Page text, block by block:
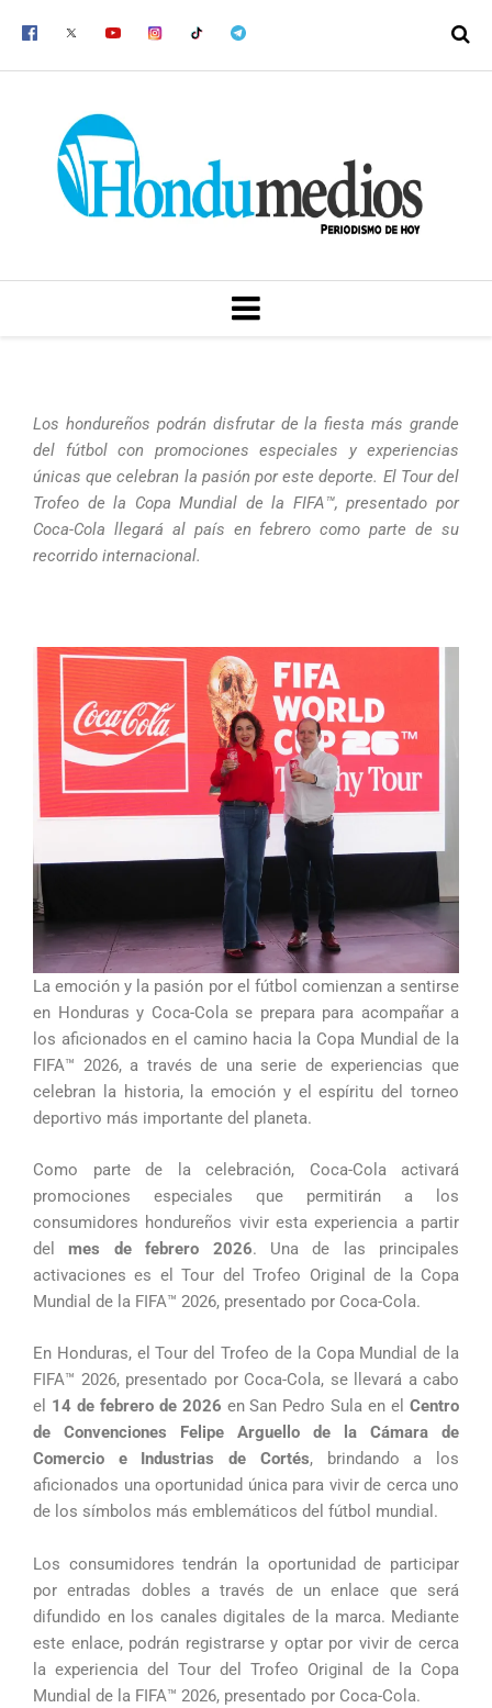
MENU
Los hondureños podrán disfrutar de la fiesta más grande
del fútbol con promociones especiales y experiencias
únicas que celebran la pasión por este deporte. El Tour del
Trofeo de la Copa Mundial de la FIFA™, presentado por
Coca-Cola llegará al país en febrero como parte de su
recorrido internacional.
La emoción y la pasión por el fútbol comienzan a sentirse
en Honduras y Coca-Cola se prepara para acompañar a
los aficionados en el camino hacia la Copa Mundial de la
FIFA™ 2026, a través de una serie de experiencias que
celebran la historia, la emoción y el espíritu del torneo
deportivo más importante del planeta.
Como parte de la celebración, Coca-Cola activará
promociones especiales que permitirán a los
consumidores hondureños vivir esta experiencia a partir
delmes de febrero 2026. Una de las principales
activaciones es el Tour del Trofeo Original de la Copa
Mundial de la FIFA™ 2026, presentado por Coca-Cola.
En Honduras, el Tour del Trofeo de la Copa Mundial de la
FIFA™ 2026, presentado por Coca-Cola, se llevará a cabo
el 14 de febrero de 2026 en San Pedro Sula en elCentro
de Convenciones Felipe Arguello de la Cámara de
Comercio e Industrias de Cortés, brindando a los
aficionados una oportunidad única para vivir de cerca uno
de los símbolos más emblemáticos del fútbol mundial.
Los consumidores tendrán la oportunidad de participar
por entradas dobles a través de un enlace que será
difundido en los canales digitales de la marca. Mediante
este enlace, podrán registrarse y optar por vivir de cerca
la experiencia del Tour del Trofeo Original de la Copa
Mundial de la FIFA™ 2026, presentado por Coca-Cola.